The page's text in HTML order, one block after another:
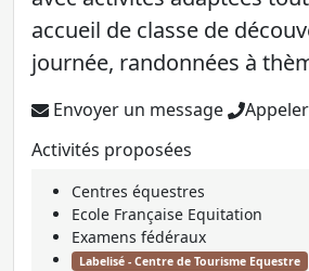
accueil de classe de
journée, randonnées à
Envoyer un message
Appeler
Activités proposées
Centres équestres
Ecole Française Equitation
Examens fédéraux
Labelisé - Centre de Tourisme Equestre